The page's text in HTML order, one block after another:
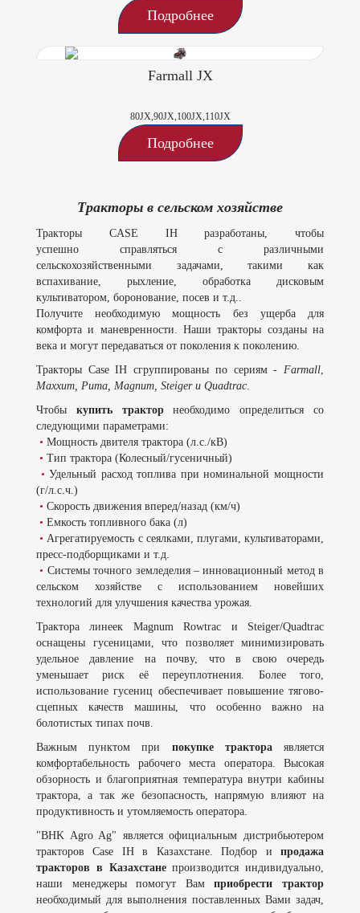
Подробнее
Farmall JX
80JX,90JX,100JX,110JX
Подробнее
Тракторы в сельском хозяйстве
Тракторы CASE IH разработаны, чтобы
успешно справляться с различными
сельскохозяйственными задачами, такими как
вспахивание, рыхление, обработка дисковым
культиватором, боронование, посев и т.д..
Получите необходимую мощность без ущерба для
комфорта и маневренности. Наши тракторы созданы на
века и могут передаваться от поколения к поколению.
Тракторы Case IH сгруппированы по сериям - Farmall,
Maxxum, Puma, Magnum, Steiger и Quadtrac.
Чтобы купить тракторнеобходимо определиться со
следующими параметрами:
• Мощность двителя трактора (л.с./кВ)
• Тип трактора (Колесный/гусеничный)
•Удельный расход топлива при номинальной мощности
(г/л.с.ч.)
• Скорость движения вперед/назад (км/ч)
• Емкость топливного бака (л)
•Агрегатируемость с сеялками, плугами, культиваторами,
пресс-подборщиками и т.д.
• Системы точного земледелия – инновационный метод в
сельском хозяйстве с использованием новейших
технологий для улучшения качества урожая.
Трактора линеек Magnum Rowtrac и Steiger/Quadtrac
оснащены гусеницами, что позволяет минимизировать
удельное давление на почву, что в свою очередь
уменьшает риск её переуплотнения. Более того,
использование гусениц обеспечивает повышение тягово-
сцепных качеств машины, что особенно важно на
болотистых типах почв.
Важным пунктом при покупке трактораявляется
комфортабельность рабочего места оператора. Высокая
обзорность и благоприятная температура внутри кабины
трактора, а так же безопасность, напрямую влияют на
продуктивность и утомляемость оператора.
"BHK Agro Ag" является официальным дистрибьютером
тракторов Case IH в Казахстане. Подбор и продажа
тракторов в Казахстанепроизводится индивидуально,
наши менеджеры помогут Вамприобрести трактор
необходимый для выполнения поставленных Вами задач,